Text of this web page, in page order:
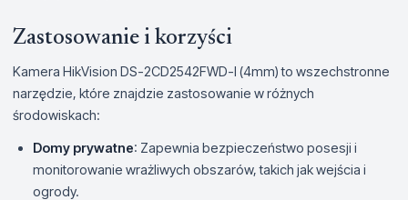
Zastosowanie i korzyści
Kamera HikVision DS-2CD2542FWD-I (4mm) to wszechstronne
narzędzie, które znajdzie zastosowanie w różnych
środowiskach:
Domy prywatne: Zapewnia bezpieczeństwo posesji i
monitorowanie wrażliwych obszarów, takich jak wejścia i
ogrody.